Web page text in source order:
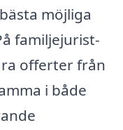
möjliga
familjejurist-
offerter från
i både